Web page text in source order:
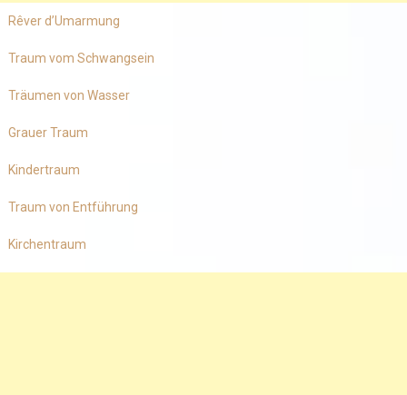
Rêver d’Umarmung
Traum vom Schwangsein
Träumen von Wasser
Grauer Traum
Kindertraum
Traum von Entführung
Kirchentraum